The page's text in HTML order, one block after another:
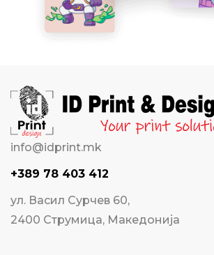
info@idprint.mk
+389 78 403 412
ул. Васил Сурчев 60,
2400 Струмица, Македонија